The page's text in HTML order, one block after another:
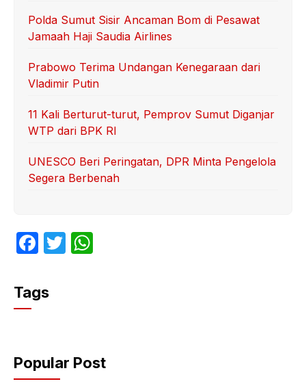
Polda Sumut Sisir Ancaman Bom di Pesawat
Jamaah Haji Saudia Airlines
Prabowo Terima Undangan Kenegaraan dari
Vladimir Putin
11 Kali Berturut-turut, Pemprov Sumut Diganjar
WTP dari BPK RI
UNESCO Beri Peringatan, DPR Minta Pengelola
Segera Berbenah
F
c
e
o
o
T
p
p
Tags
Popular Post